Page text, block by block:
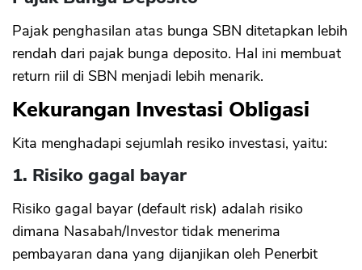
Pajak penghasilan atas bunga SBN ditetapkan lebih
rendah dari pajak bunga deposito. Hal ini membuat
return riil di SBN menjadi lebih menarik.
Kekurangan Investasi Obligasi
Kita menghadapi sejumlah resiko investasi, yaitu:
1. Risiko gagal bayar
Risiko gagal bayar (default risk) adalah risiko
dimana Nasabah/Investor tidak menerima
pembayaran dana yang dijanjikan oleh Penerbit